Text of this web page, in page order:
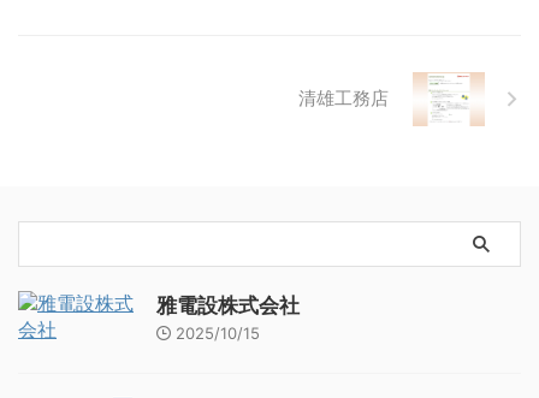
清雄工務店
雅電設株式会社
2025/10/15